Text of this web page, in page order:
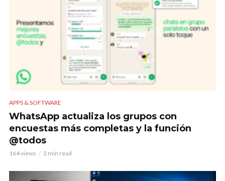
APPS & SOFTWARE
WhatsApp actualiza los grupos con
encuestas más completas y la función
@todos
164 views 3 min read